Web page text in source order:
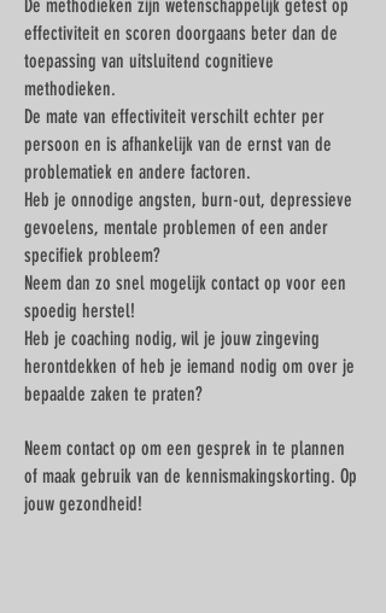
De methodieken zijn wetenschappelijk getest op
effectiviteit en scoren doorgaans beter dan de
toepassing van uitsluitend cognitieve
methodieken.
De mate van effectiviteit verschilt echter per
persoon en is afhankelijk van de ernst van de
problematiek en andere factoren.
Heb je onnodige angsten, burn-out, depressieve
gevoelens, mentale problemen of een ander
specifiek probleem?
Neem dan zo snel mogelijk contact op voor een
spoedig herstel!
Heb je coaching nodig, wil je jouw zingeving
herontdekken of heb je iemand nodig om over je
bepaalde zaken te praten?
Neem contact op om een gesprek in te plannen
of maak gebruik van de kennismakingskorting. Op
jouw gezondheid!